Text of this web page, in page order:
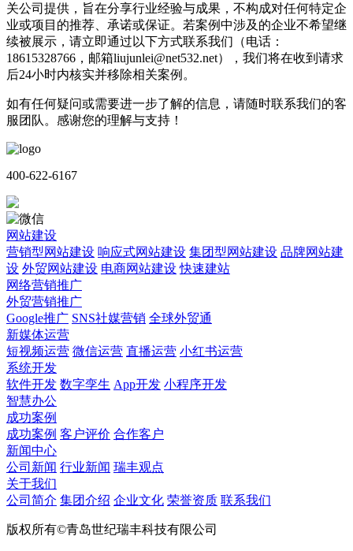
关公司提供，旨在分享行业经验与成果，不构成对任何特定企
业或项目的推荐、承诺或保证。若案例中涉及的企业不希望继
续被展示，请立即通过以下方式联系我们（电话：
18615328766，邮箱liujunlei@net532.net），我们将在收到请求
后24小时内核实并移除相关案例。
如有任何疑问或需要进一步了解的信息，请随时联系我们的客
服团队。感谢您的理解与支持！
400-622-6167
网站建设
营销型网站建设 响应式网站建设 集团型网站建设 品牌网站建
设 外贸网站建设 电商网站建设 快速建站
网络营销推广
外贸营销推广
Google推广 SNS社媒营销 全球外贸通
新媒体运营
短视频运营 微信运营 直播运营 小红书运营
系统开发
软件开发 数字孪生 App开发 小程序开发
智慧办公
成功案例
成功案例 客户评价 合作客户
新闻中心
公司新闻 行业新闻 瑞丰观点
关于我们
公司简介 集团介绍 企业文化 荣誉资质 联系我们
版权所有©青岛世纪瑞丰科技有限公司